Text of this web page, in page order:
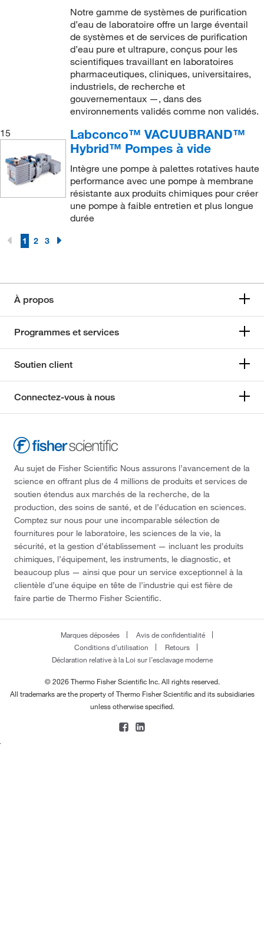
Notre gamme de systèmes de purification
d’eau de laboratoire offre un large éventail
de systèmes et de services de purification
d’eau pure et ultrapure, conçus pour les
scientifiques travaillant en laboratoires
pharmaceutiques, cliniques, universitaires,
industriels, de recherche et
gouvernementaux —, dans des
environnements validés comme non validés.
15
Labconco™ VACUUBRAND™
Hybrid™ Pompes à vide
Intègre une pompe à palettes rotatives haute
performance avec une pompe à membrane
résistante aux produits chimiques pour créer
une pompe à faible entretien et plus longue
durée
1 2 3
À propos
Programmes et services
Soutien client
Connectez-vous à nous
Au sujet de Fisher Scientific Nous assurons l’avancement de la
science en offrant plus de 4 millions de produits et services de
soutien étendus aux marchés de la recherche, de la
production, des soins de santé, et de l’éducation en sciences.
Comptez sur nous pour une incomparable sélection de
fournitures pour le laboratoire, les sciences de la vie, la
sécurité, et la gestion d’établissement — incluant les produits
chimiques, l’équipement, les instruments, le diagnostic, et
beaucoup plus — ainsi que pour un service exceptionnel à la
clientèle d’une équipe en tête de l’industrie qui est fière de
faire partie de Thermo Fisher Scientific.
Marques déposées
Avis de confidentialité
Conditions d’utilisation
Retours
Déclaration relative à la Loi sur l’esclavage moderne
© 2026 Thermo Fisher Scientific Inc. All rights reserved.
All trademarks are the property of Thermo Fisher Scientific and its subsidiaries
unless otherwise specified.